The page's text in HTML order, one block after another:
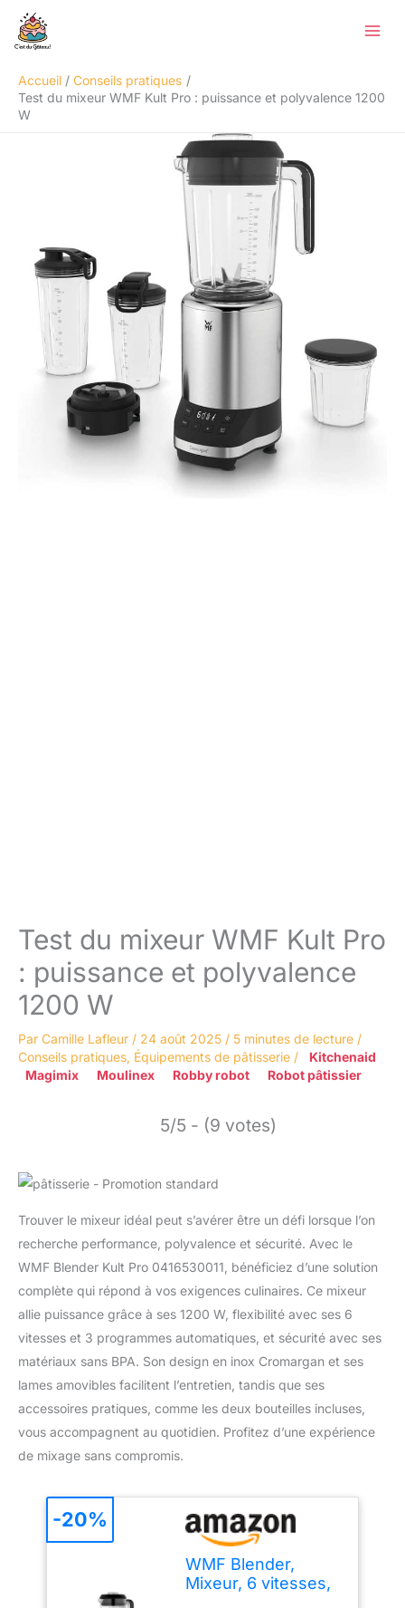
Accueil
Conseils pratiques
Test du mixeur WMF Kult Pro : puissance et polyvalence 1200
W
Test du mixeur WMF Kult Pro
: puissance et polyvalence
1200 W
Par Camille Lafleur / 24 août 2025 / 5 minutes de lecture /
Conseils pratiques, Équipements de pâtisserie /
Kitchenaid
Magimix
Moulinex Robby robot Robot pâtissier
5/5 - (9 votes)
Trouver le mixeur idéal peut s’avérer être un défi lorsque l’on
recherche performance, polyvalence et sécurité. Avec le
WMF Blender Kult Pro 0416530011, bénéficiez d’une solution
complète qui répond à vos exigences culinaires. Ce mixeur
allie puissance grâce à ses 1200 W, flexibilité avec ses 6
vitesses et 3 programmes automatiques, et sécurité avec ses
matériaux sans BPA. Son design en inox Cromargan et ses
lames amovibles facilitent l’entretien, tandis que ses
accessoires pratiques, comme les deux bouteilles incluses,
vous accompagnent au quotidien. Profitez d’une expérience
de mixage sans compromis.
WMF Blender,
Mixeur, 6 vitesses,
-20%
Rechercher